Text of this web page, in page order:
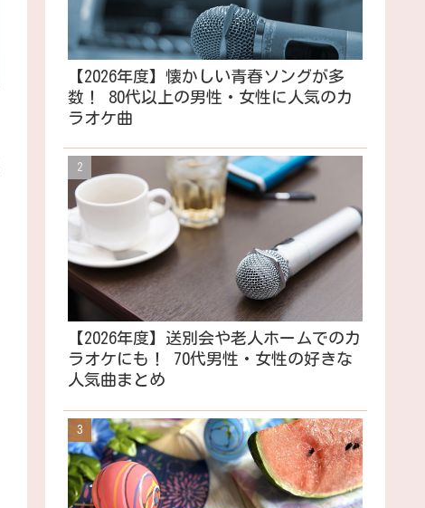
【2026年度】懐かしい青春ソングが多
数！ 80代以上の男性・女性に人気のカ
ラオケ曲
【2026年度】送別会や老人ホームでのカ
ラオケにも！ 70代男性・女性の好きな
人気曲まとめ